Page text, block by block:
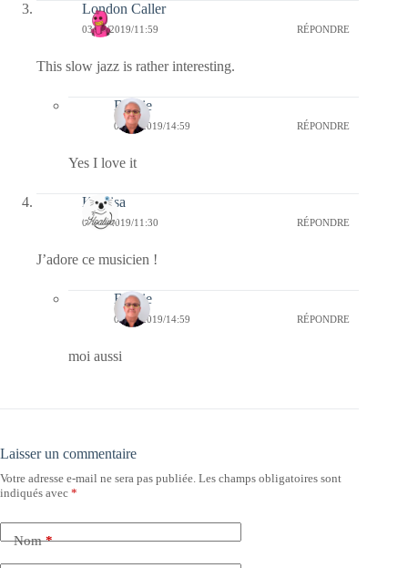
London Caller
03/07/2019/11:59 RÉPONDRE
This slow jazz is rather interesting.
Bernie
05/07/2019/14:59 RÉPONDRE
Yes I love it
Koalisa
03/07/2019/11:30 RÉPONDRE
J’adore ce musicien !
Bernie
05/07/2019/14:59 RÉPONDRE
moi aussi
Laisser un commentaire
Votre adresse e-mail ne sera pas publiée. Les champs obligatoires sont
indiqués avec *
Nom*